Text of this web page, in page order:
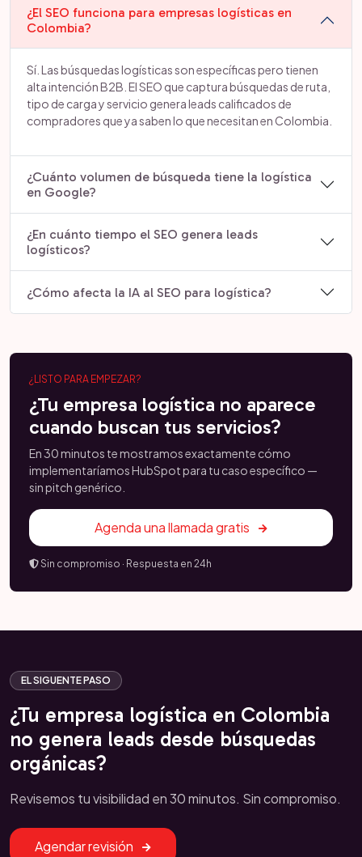
¿El SEO funciona para empresas logísticas en
Colombia?
Sí. Las búsquedas logísticas son específicas pero tienen
alta intención B2B. El SEO que captura búsquedas de ruta,
tipo de carga y servicio genera leads calificados de
compradores que ya saben lo que necesitan en Colombia.
¿Cuánto volumen de búsqueda tiene la logística
en Google?
¿En cuánto tiempo el SEO genera leads
logísticos?
¿Cómo afecta la IA al SEO para logística?
¿LISTO PARA EMPEZAR?
¿Tu empresa logística no aparece
cuando buscan tus servicios?
En 30 minutos te mostramos exactamente cómo
implementaríamos HubSpot para tu caso específico —
sin pitch genérico.
Agenda una llamada gratis
Sin compromiso · Respuesta en 24h
EL SIGUENTE PASO
¿Tu empresa logística en Colombia
no genera leads desde búsquedas
orgánicas?
Revisemos tu visibilidad en 30 minutos. Sin compromiso.
Agendar revisión